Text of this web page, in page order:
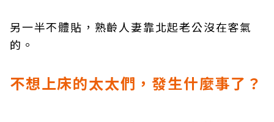
另一半不體貼，熟齡人妻靠北起老公沒在客氣
的。
不想上床的太太們，發生什麼事了？